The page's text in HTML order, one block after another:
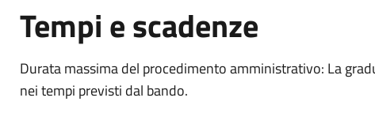
Tempi e scadenze
Durata massima del procedimento amministrativo: La
nei tempi previsti dal bando.